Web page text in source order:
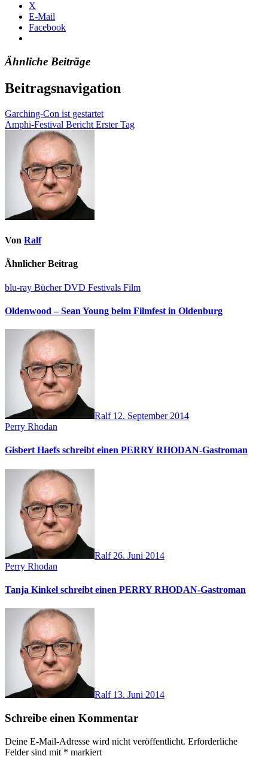
X
E-Mail
Facebook
Ähnliche Beiträge
Beitragsnavigation
Garching-Con ist gestartet
Amphi-Festival Bericht Erster Tag
Von Ralf
Ähnlicher Beitrag
blu-ray BücherDVD Festivals Film
Oldenwood – Sean Young beim Filmfest in Oldenburg
Ralf 12. September 2014
Perry Rhodan
Gisbert Haefs schreibt einen PERRY RHODAN-Gastroman
Ralf 26. Juni 2014
Perry Rhodan
Tanja Kinkel schreibt einen PERRY RHODAN-Gastroman
Ralf 13. Juni 2014
Schreibe einen Kommentar
Deine E-Mail-Adresse wird nicht veröffentlicht. Erforderliche
Felder sind mit * markiert